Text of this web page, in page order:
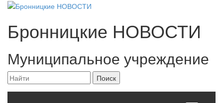
Бронницкие НОВОСТИ
Муниципальное учреждение